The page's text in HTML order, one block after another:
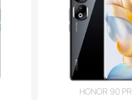
HONOR 90